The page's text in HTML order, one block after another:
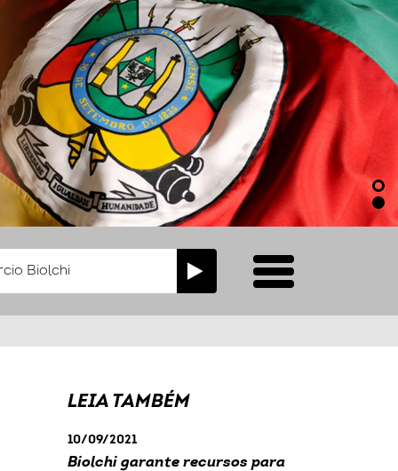
LEIA TAMBÉM
10/09/2021
Biolchi garante recursos para